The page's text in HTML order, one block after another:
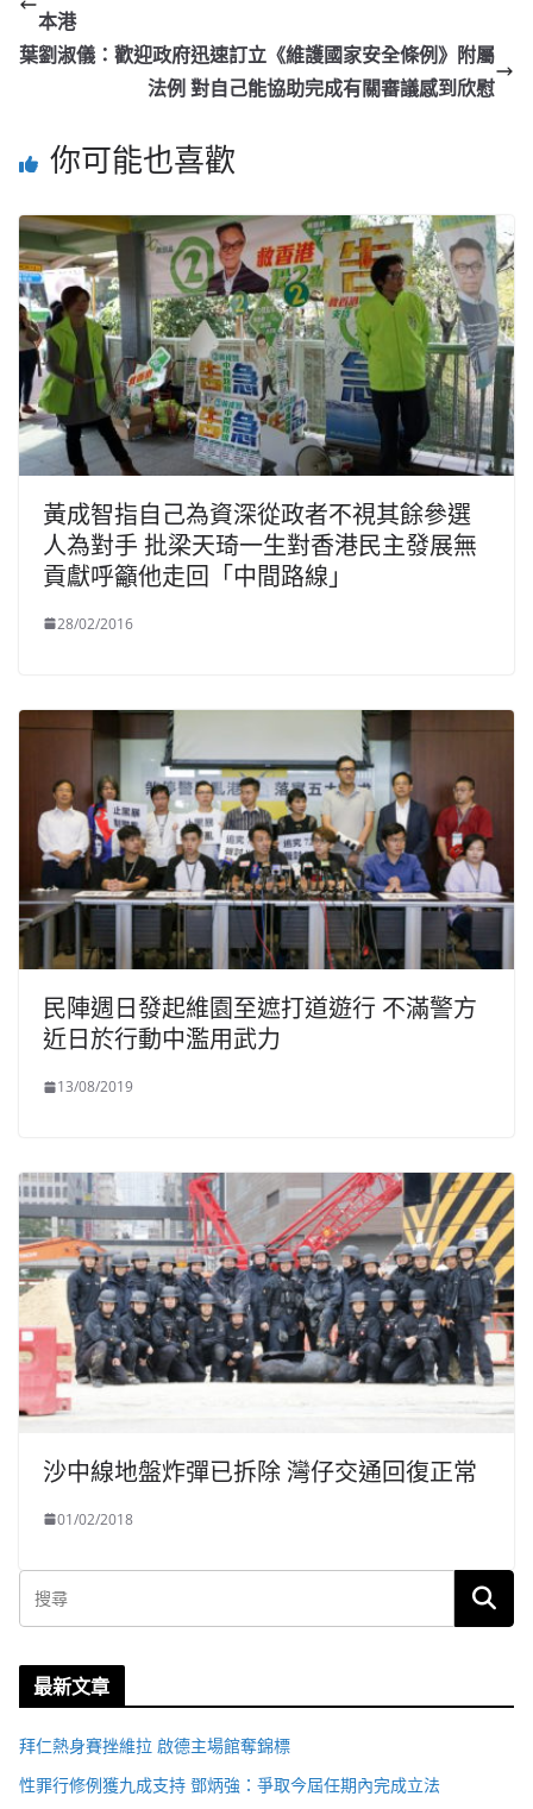
本港
葉劉淑儀：歡迎政府迅速訂立《維護國家安全條例》附屬
法例 對自己能協助完成有關審議感到欣慰
你可能也喜歡
黃成智指自己為資深從政者不視其餘參選
人為對手 批梁天琦一生對香港民主發展無
貢獻呼籲他走回「中間路線」
28/02/2016
民陣週日發起維園至遮打道遊行 不滿警方
近日於行動中濫用武力
13/08/2019
沙中線地盤炸彈已拆除 灣仔交通回復正常
01/02/2018
最新文章
拜仁熱身賽挫維拉 啟德主場館奪錦標
性罪行修例獲九成支持 鄧炳強：爭取今屆任期內完成立法